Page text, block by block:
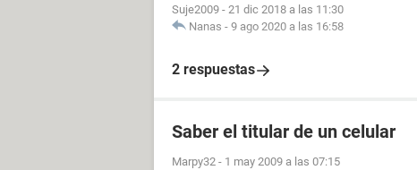
Suje2009 - 21 dic 2018 a las 11:30
Nanas - 9 ago 2020 a las 16:58
2 respuestas
Saber el titular de un celular
Marpy32 - 1 may 2009 a las 07:15